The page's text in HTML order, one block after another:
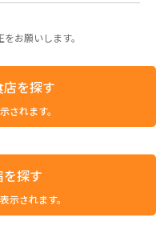
をお願いします。
を探す
されます。
探す
示されます。